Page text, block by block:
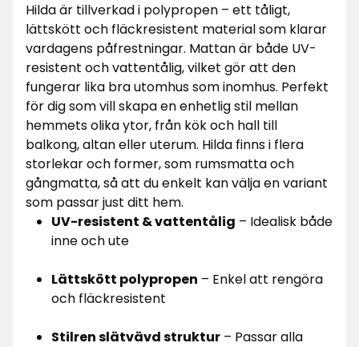
Hilda är tillverkad i polypropen – ett tåligt,
lättskött och fläckresistent material som klarar
vardagens påfrestningar. Mattan är både UV-
resistent och vattentålig, vilket gör att den
fungerar lika bra utomhus som inomhus. Perfekt
för dig som vill skapa en enhetlig stil mellan
hemmets olika ytor, från kök och hall till
balkong, altan eller uterum. Hilda finns i flera
storlekar och former, som rumsmatta och
gångmatta, så att du enkelt kan välja en variant
som passar just ditt hem.
UV-resistent & vattentålig – Idealisk både
inne och ute
Lättskött polypropen – Enkel att rengöra
och fläckresistent
Stilren slätvävd struktur – Passar alla